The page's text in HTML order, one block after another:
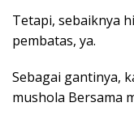
Tetapi, sebaiknya
pembatas, ya.
Sebagai gantinya,
mushola Bersama